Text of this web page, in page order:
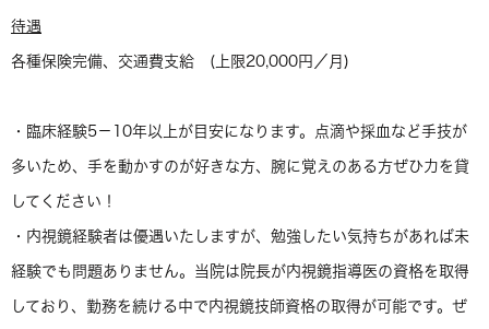
待遇
各種保険完備、交通費支給 (上限20,000円／月)
・臨床経験5－10年以上が目安になります。点滴や採血など手技が
多いため、手を動かすのが好きな方、腕に覚えのある方ぜひ力を貸
してください！
・内視鏡経験者は優遇いたしますが、勉強したい気持ちがあれば未
経験でも問題ありません。当院は院長が内視鏡指導医の資格を取得
しており、勤務を続ける中で内視鏡技師資格の取得が可能です。ぜ